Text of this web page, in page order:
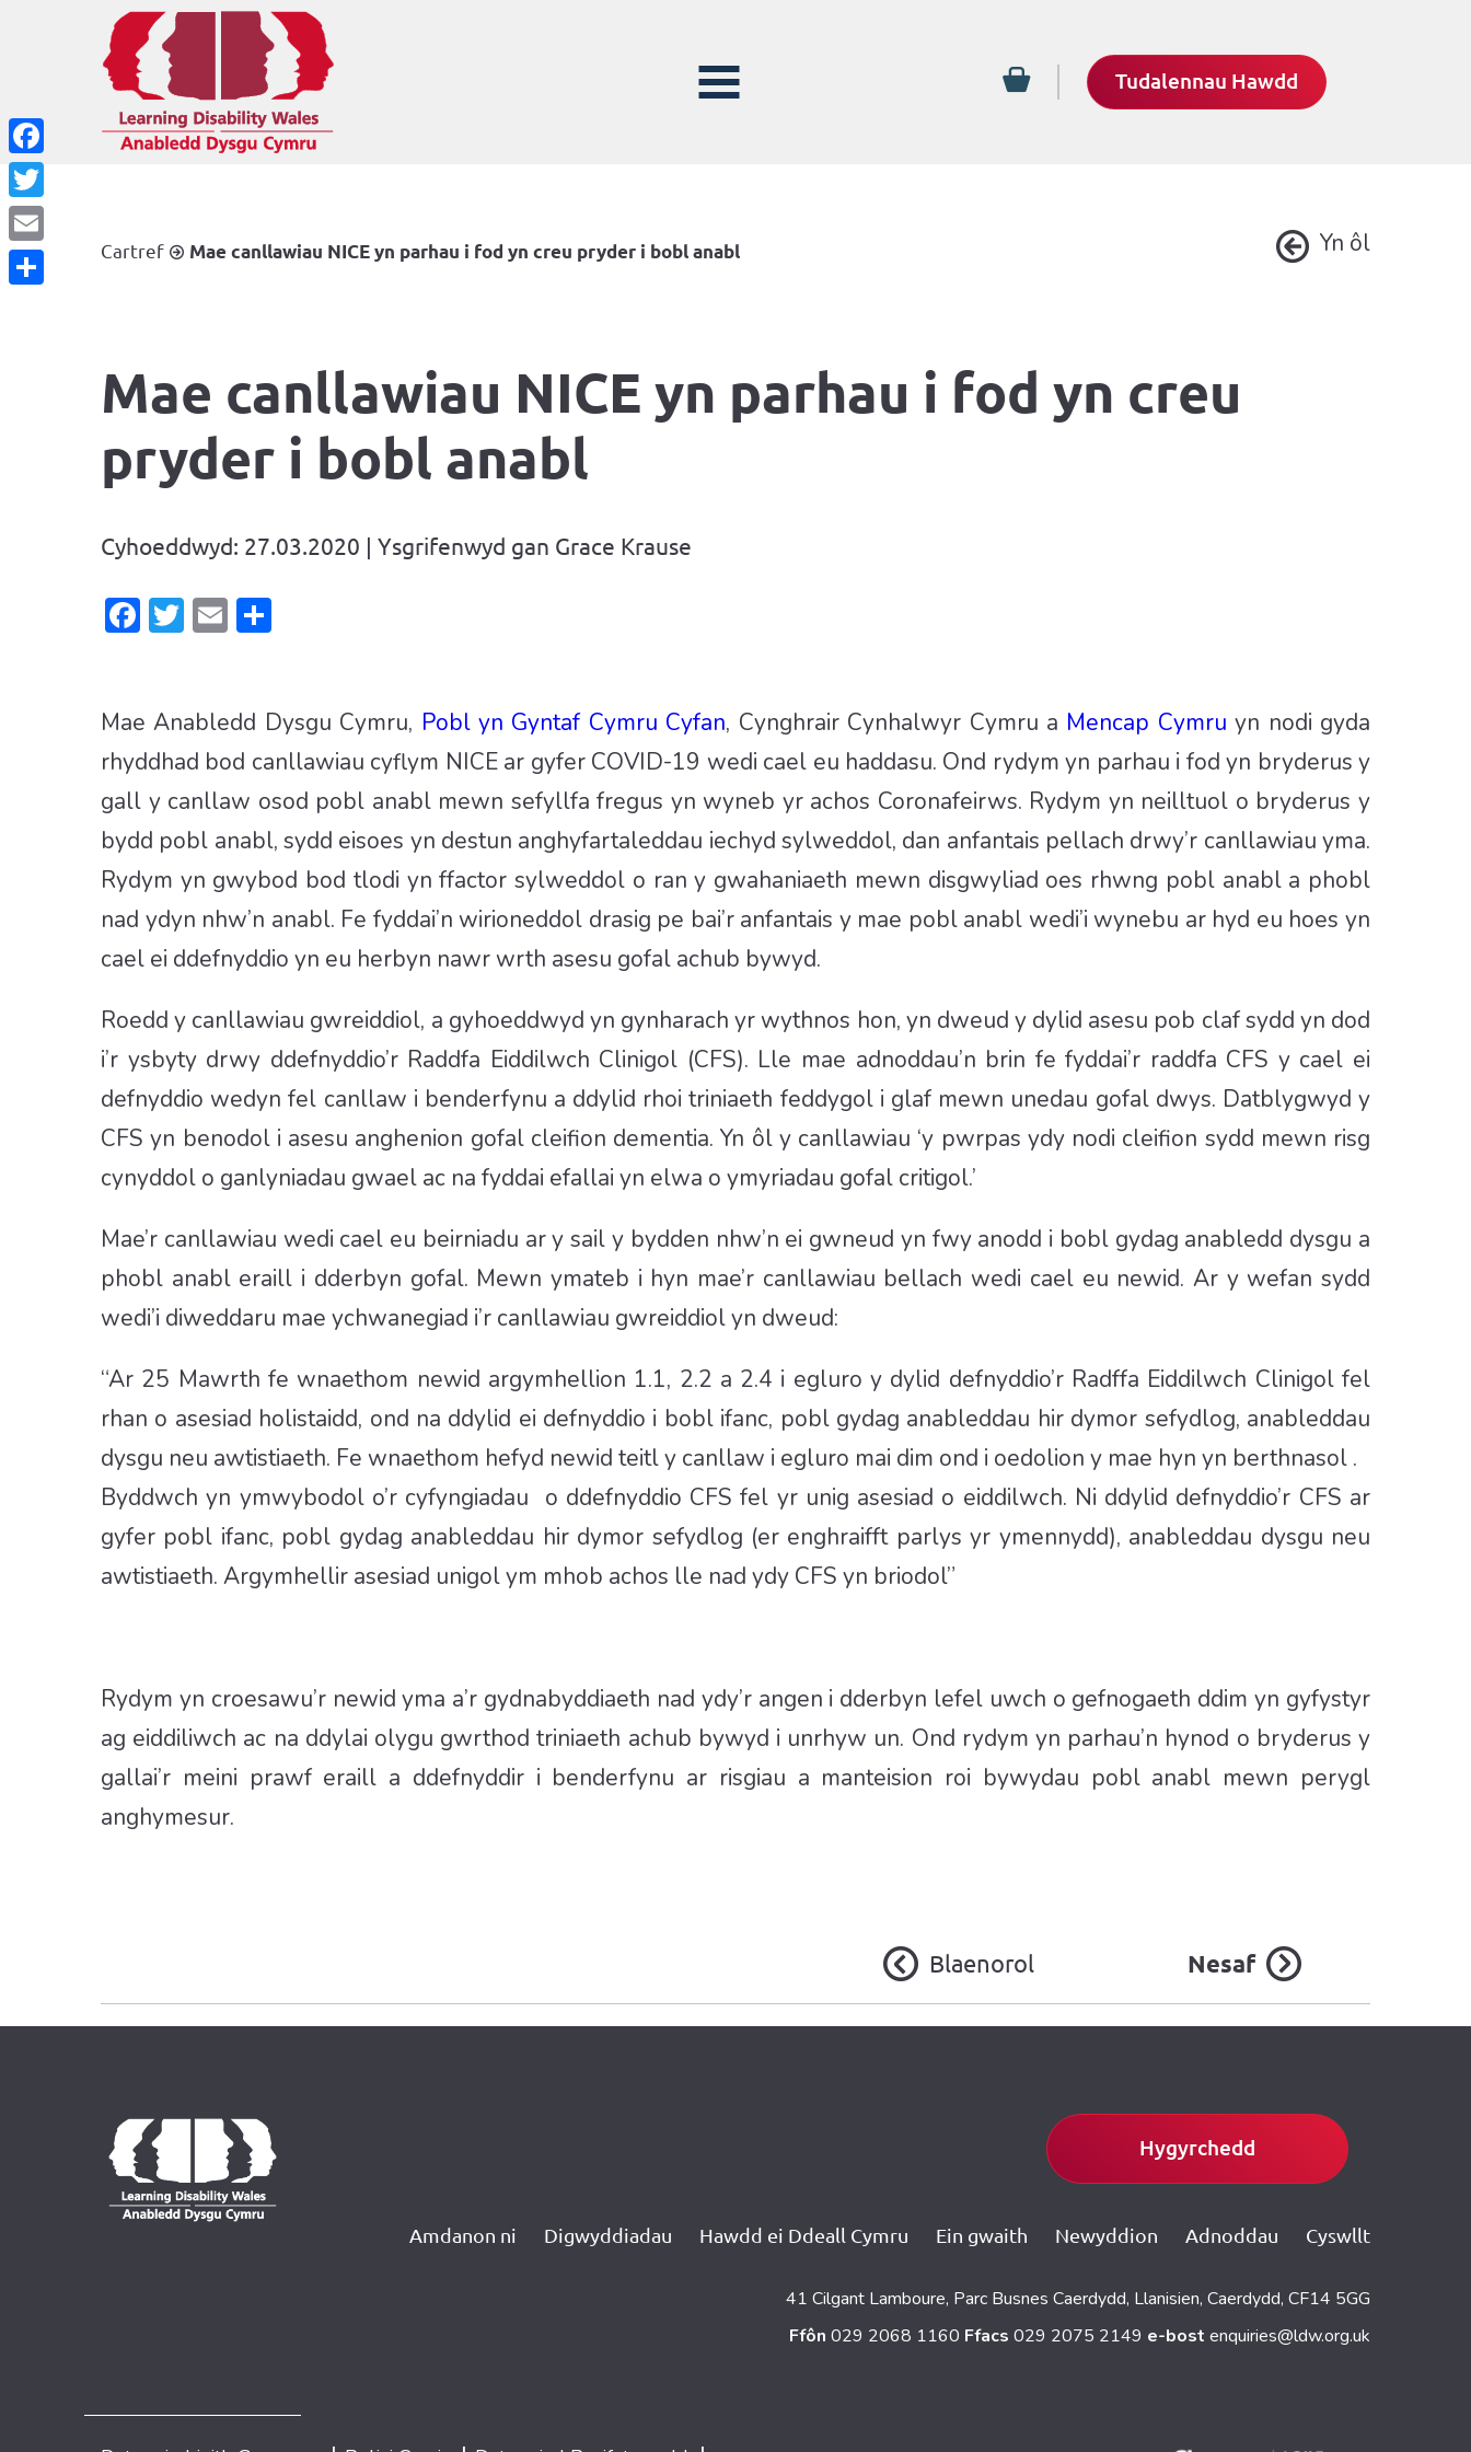
Tudalennau Hawdd
Cartref Mae canllawiau NICE yn parhau i fod yn creu pryder i bobl anabl Yn ôl
Mae canllawiau NICE yn parhau i fod yn creu
pryder i bobl anabl
Cyhoeddwyd: 27.03.2020 | Ysgrifenwyd gan Grace Krause
Facebook
Twitter
Email
Mae Anabledd Dysgu Cymru, Pobl yn Gyntaf Cymru Cyfan, Cynghrair Cynhalwyr Cymru a Mencap Cymru yn nodi gyda
rhyddhad bod canllawiau cyflym NICE ar gyfer COVID-19 wedi cael eu haddasu. Ond rydym yn parhau i fod yn bryderus y
gall y canllaw osod pobl anabl mewn sefyllfa fregus yn wyneb yr achos Coronafeirws. Rydym yn neilltuol o bryderus y
bydd pobl anabl, sydd eisoes yn destun anghyfartaleddau iechyd sylweddol, dan anfantais pellach drwy’r canllawiau yma.
Rydym yn gwybod bod tlodi yn ffactor sylweddol o ran y gwahaniaeth mewn disgwyliad oes rhwng pobl anabl a phobl
nad ydyn nhw’n anabl. Fe fyddai’n wirioneddol drasig pe bai’r anfantais y mae pobl anabl wedi’i wynebu ar hyd eu hoes yn
cael ei ddefnyddio yn eu herbyn nawr wrth asesu gofal achub bywyd.
Roedd y canllawiau gwreiddiol, a gyhoeddwyd yn gynharach yr wythnos hon, yn dweud y dylid asesu pob claf sydd yn dod
i’r ysbyty drwy ddefnyddio’r Raddfa Eiddilwch Clinigol (CFS). Lle mae adnoddau’n brin fe fyddai’r raddfa CFS y cael ei
defnyddio wedyn fel canllaw i benderfynu a ddylid rhoi triniaeth feddygol i glaf mewn unedau gofal dwys. Datblygwyd y
CFS yn benodol i asesu anghenion gofal cleifion dementia. Yn ôl y canllawiau ‘y pwrpas ydy nodi cleifion sydd mewn risg
cynyddol o ganlyniadau gwael ac na fyddai efallai yn elwa o ymyriadau gofal critigol.’
Mae’r canllawiau wedi cael eu beirniadu ar y sail y bydden nhw’n ei gwneud yn fwy anodd i bobl gydag anabledd dysgu a
phobl anabl eraill i dderbyn gofal. Mewn ymateb i hyn mae’r canllawiau bellach wedi cael eu newid. Ar y wefan sydd
wedi’i diweddaru mae ychwanegiad i’r canllawiau gwreiddiol yn dweud:
“Ar 25 Mawrth fe wnaethom newid argymhellion 1.1, 2.2 a 2.4 i egluro y dylid defnyddio’r Radffa Eiddilwch Clinigol fel
rhan o asesiad holistaidd, ond na ddylid ei defnyddio i bobl ifanc, pobl gydag anableddau hir dymor sefydlog, anableddau
dysgu neu awtistiaeth. Fe wnaethom hefyd newid teitl y canllaw i egluro mai dim ond i oedolion y mae hyn yn berthnasol .
Byddwch yn ymwybodol o’r cyfyngiadau o ddefnyddio CFS fel yr unig asesiad o eiddilwch. Ni ddylid defnyddio’r CFS ar
gyfer pobl ifanc, pobl gydag anableddau hir dymor sefydlog (er enghraifft parlys yr ymennydd), anableddau dysgu neu
awtistiaeth. Argymhellir asesiad unigol ym mhob achos lle nad ydy CFS yn briodol”
Rydym yn croesawu’r newid yma a’r gydnabyddiaeth nad ydy’r angen i dderbyn lefel uwch o gefnogaeth ddim yn gyfystyr
ag eiddiliwch ac na ddylai olygu gwrthod triniaeth achub bywyd i unrhyw un. Ond rydym yn parhau’n hynod o bryderus y
gallai’r meini prawf eraill a ddefnyddir i benderfynu ar risgiau a manteision roi bywydau pobl anabl mewn perygl
anghymesur.
Blaenorol Nesaf
Hygyrchedd
Amdanon ni Digwyddiadau Hawdd ei Ddeall Cymru Ein gwaith Newyddion Adnoddau Cyswllt
41 Cilgant Lamboure, Parc Busnes Caerdydd, Llanisien, Caerdydd, CF14 5GG
Ffôn 029 2068 1160 Ffacs 029 2075 2149 e-bost enquiries@ldw.org.uk
Facebook
Twitter
Email